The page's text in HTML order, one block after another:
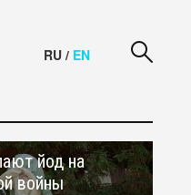
RU / EN
йод на
войны